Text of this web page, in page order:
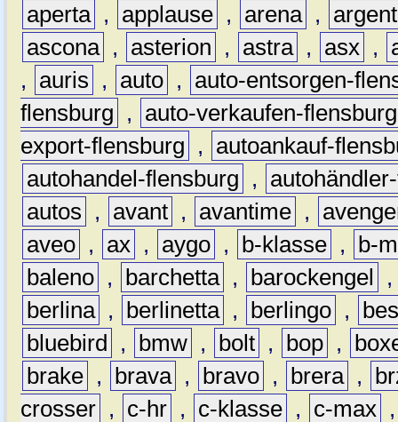
aperta , applause , arena ,
ascona , asterion , astra , asx ,
,
auris , auto ,
auto-entsorgen-
flensburg
,
auto-verkaufen-flensburg
export-flensburg
,
autoankauf-
autohandel-flensburg
,
autos
, avant , avantime ,
aveo , ax , aygo , b-klasse ,
b-
baleno , barchetta , barockengel
berlina , berlinetta , berlingo ,
bluebird
, bmw , bolt , bop ,
brake , brava , bravo , brera ,
crosser , c-hr , c-klasse , c-max